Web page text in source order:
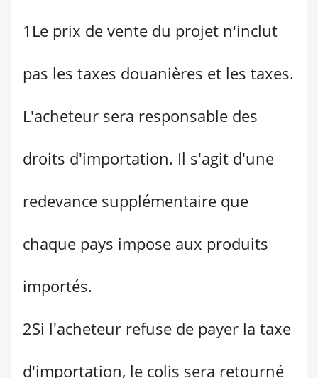
1Le prix de vente du projet n'inclut
pas les taxes douanières et les taxes.
L'acheteur sera responsable des
droits d'importation. Il s'agit d'une
redevance supplémentaire que
chaque pays impose aux produits
importés.
2Si l'acheteur refuse de payer la taxe
d'importation, le colis sera retourné